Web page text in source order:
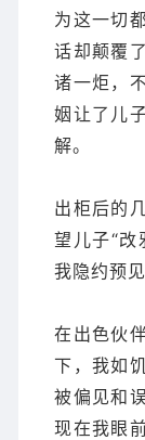
为这一切
话却颠覆
诸一炬，
姻让了儿
解。
出柜后的
望儿子“改
我隐约预
在出色伙
下，我如
被偏见和
现在我眼